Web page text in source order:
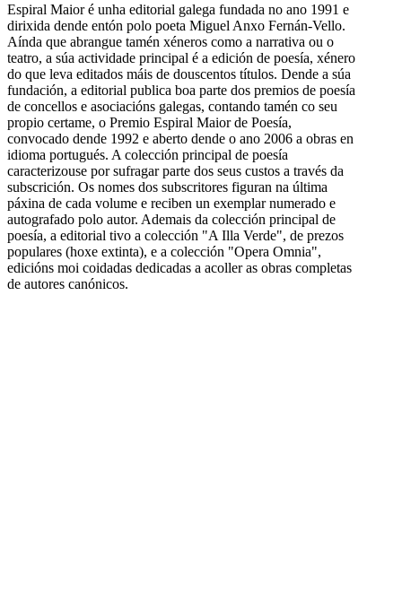
Espiral Maior é unha editorial galega fundada no ano 1991 e
dirixida dende entón polo poeta Miguel Anxo Fernán-Vello.
Aínda que abrangue tamén xéneros como a narrativa ou o
teatro, a súa actividade principal é a edición de poesía, xénero
do que leva editados máis de douscentos títulos. Dende a súa
fundación, a editorial publica boa parte dos premios de poesía
de concellos e asociacións galegas, contando tamén co seu
propio certame, o Premio Espiral Maior de Poesía,
convocado dende 1992 e aberto dende o ano 2006 a obras en
idioma portugués. A colección principal de poesía
caracterizouse por sufragar parte dos seus custos a través da
subscrición. Os nomes dos subscritores figuran na última
páxina de cada volume e reciben un exemplar numerado e
autografado polo autor. Ademais da colección principal de
poesía, a editorial tivo a colección "A Illa Verde", de prezos
populares (hoxe extinta), e a colección "Opera Omnia",
edicións moi coidadas dedicadas a acoller as obras completas
de autores canónicos.